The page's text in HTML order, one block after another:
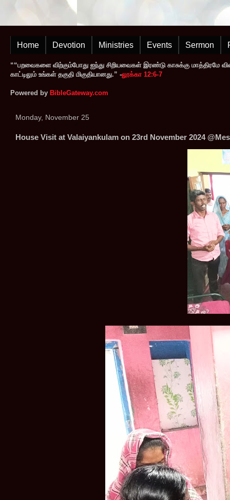
Home Devotion Ministries Events Sermon
““பறவைகளை விற்கும்போது ஐந்து சிறியவைகள் இரண்டு காசுக்கு
காட்டிலும் உங்கள் தகுதி மிகுதியானது.” -லூக்கா 12:6-7
Powered by BibleGateway.com
Monday, November 25
House Visit at Valaiyankulam on 23rd November 2024